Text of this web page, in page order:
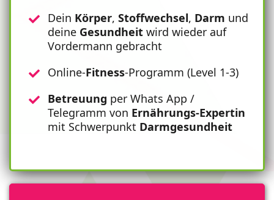
Dein Körper, Stoffwechsel, Darm und
deine Gesundheit wird wieder auf
Vordermann gebracht
Online-Fitness-Programm (Level 1-3)
Betreuung per Whats App /
Telegramm von Ernährungs-Expertin
mit Schwerpunkt Darmgesundheit